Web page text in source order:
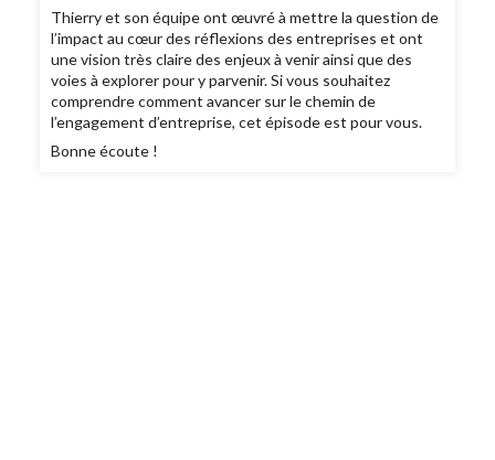
Thierry et son équipe ont œuvré à mettre la question de
l’impact au cœur des réflexions des entreprises et ont
une vision très claire des enjeux à venir ainsi que des
voies à explorer pour y parvenir. Si vous souhaitez
comprendre comment avancer sur le chemin de
l’engagement d’entreprise, cet épisode est pour vous.
Bonne écoute !